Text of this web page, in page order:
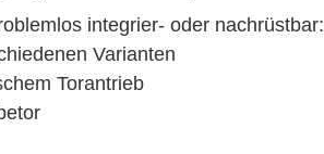
integrier- oder nachrüstbar:
Varianten
Torantrieb